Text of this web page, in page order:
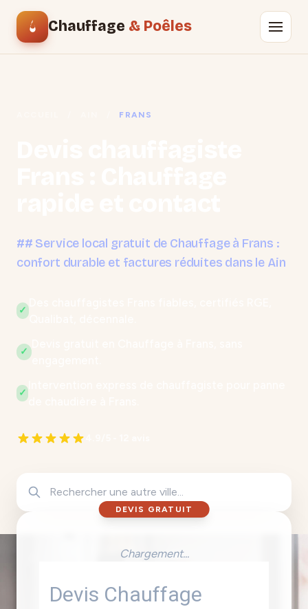
Chauffage & Poêles
FRANS
## Service local gratuit de Chauffage à Frans :
confort durable et factures réduites dans le Ain
✓
✓
✓
DEVIS GRATUIT
Chargement...
Devis Chauffage